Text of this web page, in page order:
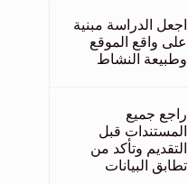
اجعل الدراسة مبنية
على واقع الموقع
وطبيعة النشاط
راجع جميع
المستندات قبل
التقديم وتأكد من
تطابق البيانات